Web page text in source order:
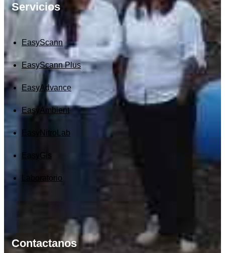
Servicios
EasyScann
EasyScann Plus
EasyAdvance
EasyAmbient
EasyNitroLab
EasyGis
Laboratorio
Contactanos